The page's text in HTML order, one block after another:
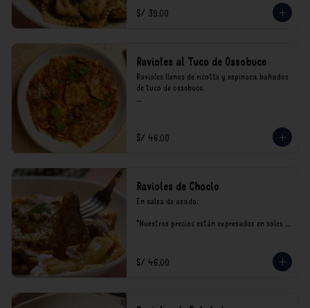
consumo.
S/ 39.00
Ravioles al Tuco de Ossobuco
Ravioles llenos de ricotta y espinaca bañados
de tuco de ossobuco.
consumo.
S/ 46.00
Ravioles de Choclo
En salsa de asado.
*Nuestros precios están expresados en soles e
S/ 46.00